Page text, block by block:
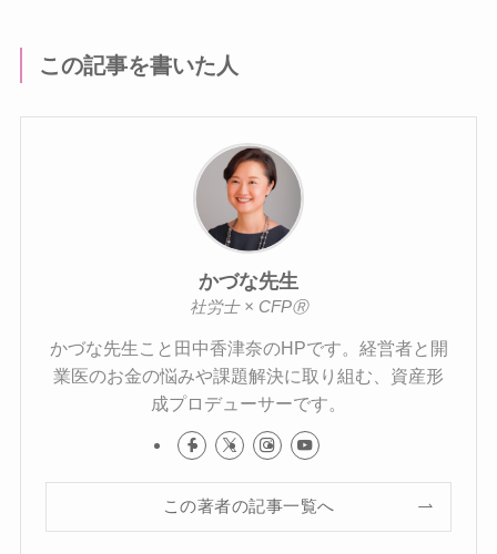
この記事を書いた人
かづな先生
社労士 × CFPⓇ
かづな先生こと田中香津奈のHPです。経営者と開
業医のお金の悩みや課題解決に取り組む、資産形
成プロデューサーです。
この著者の記事一覧へ